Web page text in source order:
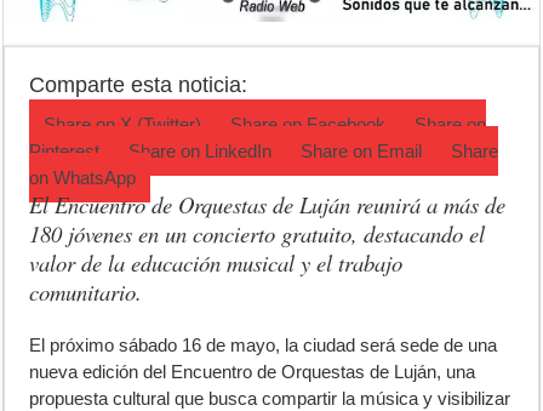
Campeonato TC JK: Diego Cordone se quedó con una gran victoria
Opinión: Buscando una mejor educación ambiental
Comparte esta noticia:
Share on X (Twitter) Share on Facebook
Share on
Pinterest
Share on LinkedIn Share on Email
Share
onWhatsApp
El Encuentro de Orquestas de Luján reunirá a más de
180 jóvenes en un concierto gratuito, destacando el
valor de la educación musical y el trabajo
comunitario.
E l próximo sábado 16 de mayo, la ciudad será sede de una
nueva edición del Encuentro de Orquestas de Luján, una
propuesta cultural que busca compartir la música y visibilizar